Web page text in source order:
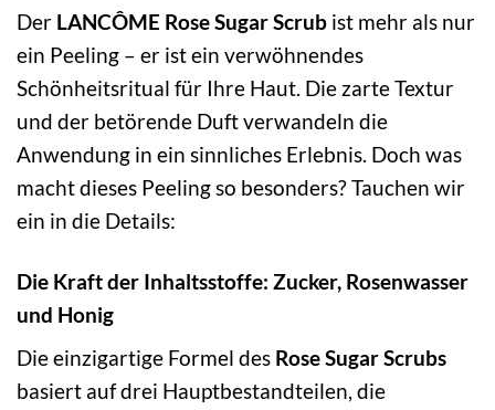
Der LANCÔME Rose Sugar Scrub ist mehr als nur
ein Peeling – er ist ein verwöhnendes
Schönheitsritual für Ihre Haut. Die zarte Textur
und der betörende Duft verwandeln die
Anwendung in ein sinnliches Erlebnis. Doch was
macht dieses Peeling so besonders? Tauchen wir
ein in die Details:
Die Kraft der Inhaltsstoffe: Zucker, Rosenwasser
und Honig
Die einzigartige Formel des Rose Sugar Scrubs
basiert auf drei Hauptbestandteilen, die